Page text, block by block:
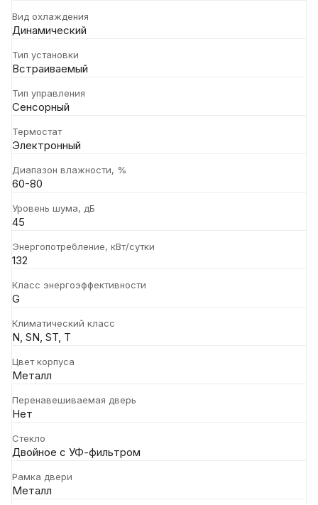
Вид охлаждения
Динамический
Тип установки
Встраиваемый
Тип управления
Сенсорный
Термостат
Электронный
Диапазон влажности, %
60-80
Уровень шума, дБ
45
Энергопотребление, кВт/сутки
132
Класс энергоэффективности
G
Климатический класс
N, SN, ST, T
Цвет корпуса
Металл
Перенавешиваемая дверь
Нет
Стекло
Двойное с УФ-фильтром
Рамка двери
Металл